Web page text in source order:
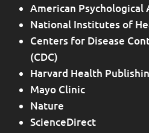
American Psychological
National Institutes of
Centers for Disease
(CDC)
Harvard Health
Mayo Clinic
Nature
ScienceDirect